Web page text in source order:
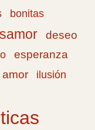
bonitas
deseo
esperanza
ilusión